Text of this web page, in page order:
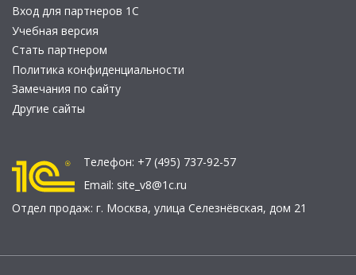
Вход для партнеров 1С
Учебная версия
Стать партнером
Политика конфиденциальности
Замечания по сайту
Другие сайты
Телефон: +7 (495) 737-92-57
Email: site_v8@1c.ru
Отдел продаж: г. Москва, улица Селезнёвская, дом 21